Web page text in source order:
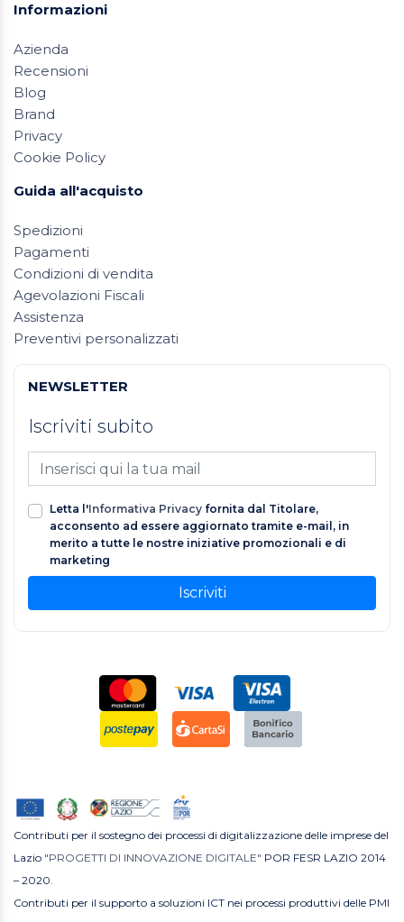
Informazioni
Azienda
Recensioni
Blog
Brand
Privacy
Cookie Policy
Guida all'acquisto
Spedizioni
Pagamenti
Condizioni di vendita
Agevolazioni Fiscali
Assistenza
Preventivi personalizzati
NEWSLETTER
Iscriviti subito
Letta l'Informativa Privacy fornita dal Titolare,
acconsento ad essere aggiornato tramite e-mail, in
merito a tutte le nostre iniziative promozionali e di
marketing
Iscriviti
Contributi per il sostegno dei processi di digitalizzazione delle imprese del
Lazio "PROGETTI DI INNOVAZIONE DIGITALE" POR FESR LAZIO 2014
– 2020.
Contributi per il supporto a soluzioni ICT nei processi produttivi delle PMI